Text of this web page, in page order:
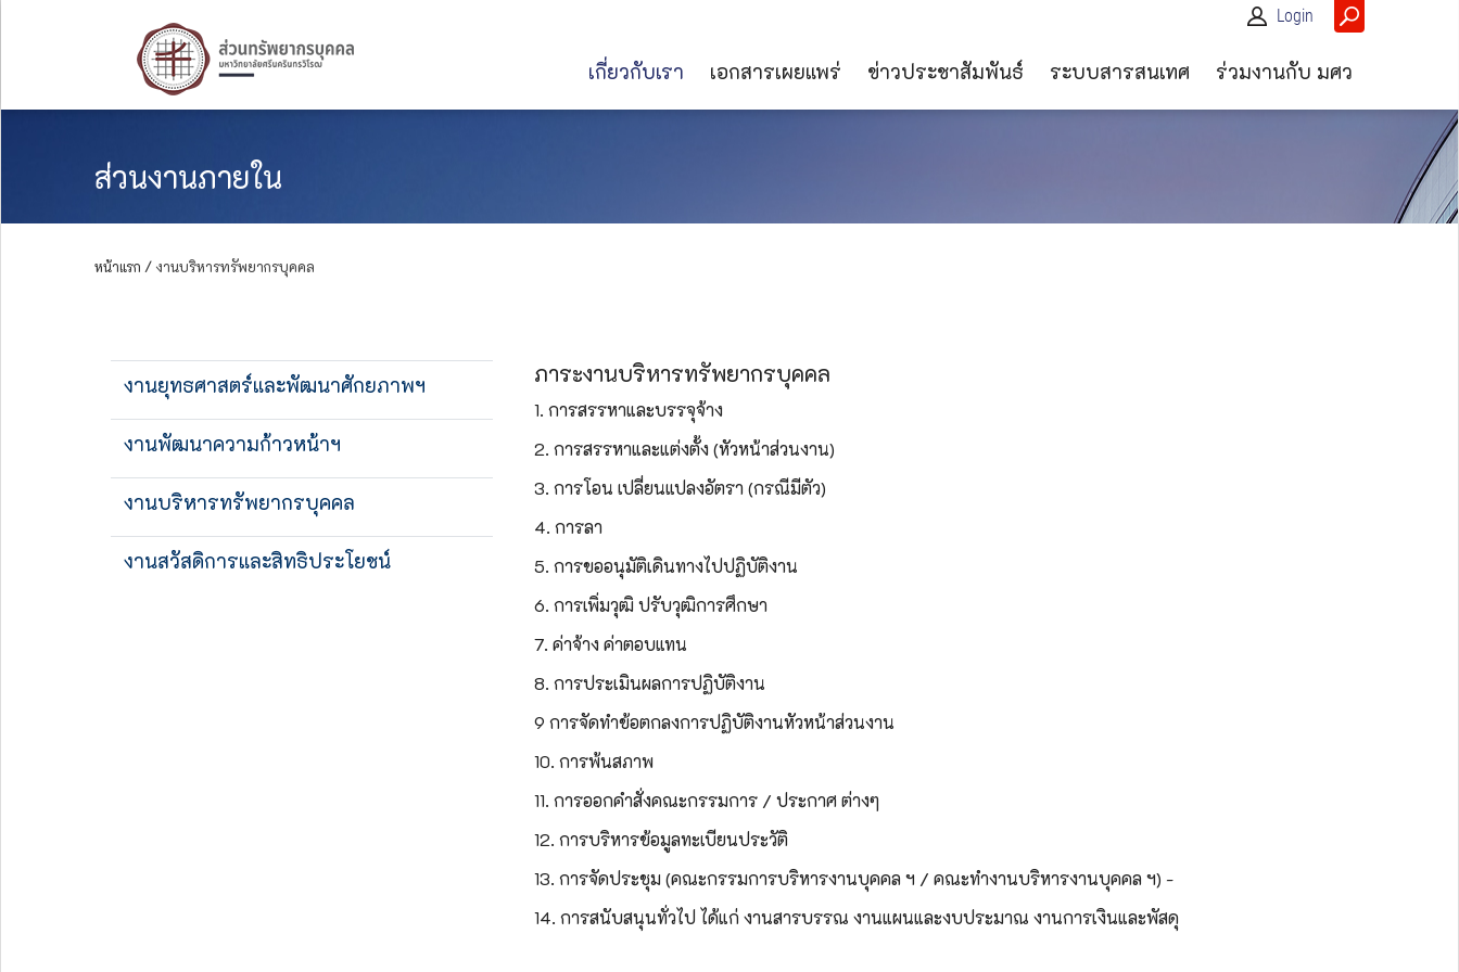
Login
เกี่ยวกับเรา เอกสารเผยแพร่ ข่าวประชาสัมพันธ์ ระบบสารสนเทศ ร่วมงานกับ มศว
ส่วนงานภายใน
หน้าแรก / งานบริหารทรัพยากรบุคคล
งานยุทธศาสตร์และพัฒนาศักยภาพฯ
งานพัฒนาความก้าวหน้าฯ
งานบริหารทรัพยากรบุคคล
งานสวัสดิการและสิทธิประโยชน์
ภาระงานบริหารทรัพยากรบุคคล
1. การสรรหาและบรรจุจ้าง
2. การสรรหาและแต่งตั้ง (หัวหน้าส่วนงาน)
3. การโอน เปลี่ยนแปลงอัตรา (กรณีมีตัว)
4. การลา
5. การขออนุมัติเดินทางไปปฏิบัติงาน
6. การเพิ่มวุฒิ ปรับวุฒิการศึกษา
7. ค่าจ้าง ค่าตอบแทน
8. การประเมินผลการปฏิบัติงาน
9 การจัดทำข้อตกลงการปฏิบัติงานหัวหน้าส่วนงาน
10. การพ้นสภาพ
11. การออกคำสั่งคณะกรรมการ / ประกาศ ต่างๆ
12. การบริหารข้อมูลทะเบียนประวัติ
13. การจัดประชุม (คณะกรรมการบริหารงานบุคคล ฯ / คณะทำงานบริหารงานบุคคล ฯ) -
14. การสนับสนุนทั่วไป ได้แก่ งานสารบรรณ งานแผนและงบประมาณ งานการเงินและพัสดุ